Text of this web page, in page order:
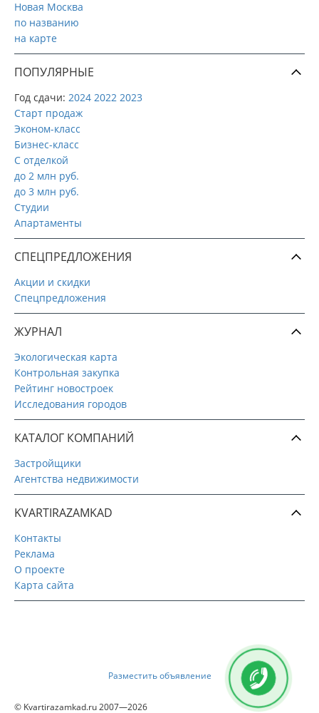
Новая Москва
по названию
на карте
ПОПУЛЯРНЫЕ
Год сдачи: 2024 2022 2023
Старт продаж
Эконом-класс
Бизнес-класс
С отделкой
до 2 млн руб.
до 3 млн руб.
Студии
Апартаменты
СПЕЦПРЕДЛОЖЕНИЯ
Акции и скидки
Спецпредложения
ЖУРНАЛ
Экологическая карта
Контрольная закупка
Рейтинг новостроек
Исследования городов
КАТАЛОГ КОМПАНИЙ
Застройщики
Агентства недвижимости
KVARTIRAZAMKAD
Контакты
Реклама
О проекте
Карта сайта
Разместить объявление
© Kvartirazamkad.ru 2007—2026